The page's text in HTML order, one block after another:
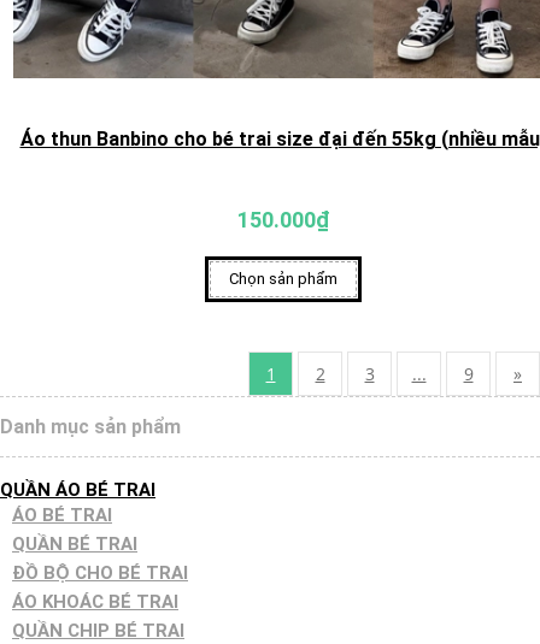
Áo thun Banbino cho bé trai size đại đến 55kg (nhiều
150.000₫
Chọn sản phẩm
1 2 3 ... 9 »
Danh mục sản phẩm
QUẦN ÁO BÉ TRAI
ÁO BÉ TRAI
QUẦN BÉ TRAI
ĐỒ BỘ CHO BÉ TRAI
ÁO KHOÁC BÉ TRAI
QUẦN CHIP BÉ TRAI